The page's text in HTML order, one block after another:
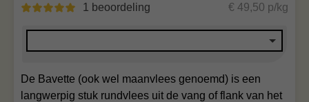
1 beoordeling € 49,50 p/kg
De Bavette (ook wel maanvlees genoemd) is een
langwerpig stuk rundvlees uit de vang of flank van het